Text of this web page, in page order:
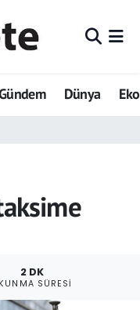
Dünya
2 DK
SÜRESI